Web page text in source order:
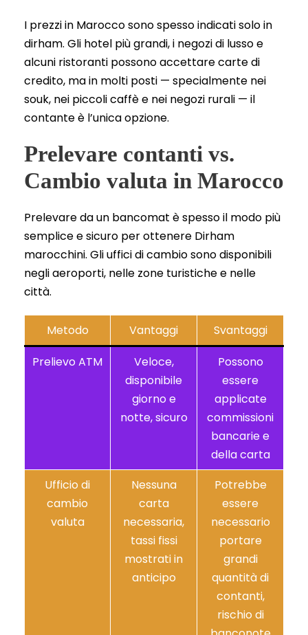
I prezzi in Marocco sono spesso indicati solo in
dirham. Gli hotel più grandi, i negozi di lusso e
alcuni ristoranti possono accettare carte di
credito, ma in molti posti — specialmente nei
souk, nei piccoli caffè e nei negozi rurali — il
contante è l’unica opzione.
Prelevare contanti vs.
Cambio valuta in Marocco
Prelevare da un bancomat è spesso il modo più
semplice e sicuro per ottenere Dirham
marocchini. Gli uffici di cambio sono disponibili
negli aeroporti, nelle zone turistiche e nelle
città.
Metodo Vantaggi
Svantaggi
Prelievo ATM
Veloce,
disponibile
giorno e
notte, sicuro
Possono
essere
applicate
commissioni
bancarie e
della carta
Ufficio di
cambio
valuta
Nessuna
carta
necessaria,
tassi fissi
mostrati in
anticipo
Potrebbe
essere
necessario
portare
grandi
quantità di
contanti,
rischio di